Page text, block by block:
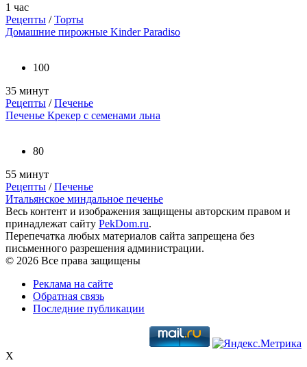
1 час
Рецепты /Торты
Домашние пирожные Kinder Paradiso
100
35 минут
Рецепты /Печенье
Печенье Крекер с семенами льна
80
55 минут
Рецепты /Печенье
Итальянское миндальное печенье
Весь контент и изображения защищены авторским правом и
принадлежат сайту PekDom.ru.
Перепечатка любых материалов сайта запрещена без
письменного разрешения администрации.
© 2026 Все права защищены
Реклама на сайте
Обратная связь
Последние публикации
X